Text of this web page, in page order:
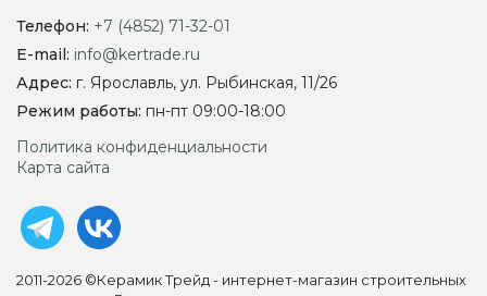
Телефон: +7 (4852) 71-32-01
E-mail: info@kertrade.ru
Адрес: г. Ярославль, ул. Рыбинская, 11/26
Режим работы: пн-пт 09:00-18:00
Политика конфиденциальности
Карта сайта
2011-2026 ©Керамик Трейд - интернет-магазин строительных